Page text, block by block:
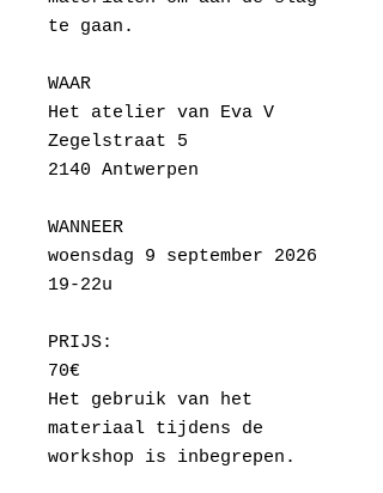
te gaan.
WAAR
Het atelier van Eva V
Zegelstraat 5
2140 Antwerpen
WANNEER
woensdag 9 september 2026
19-22u
PRIJS:
70€
Het gebruik van het
materiaal tijdens de
workshop is inbegrepen.